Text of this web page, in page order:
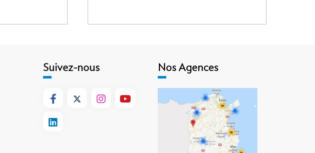
Suivez-nous Nos Agences